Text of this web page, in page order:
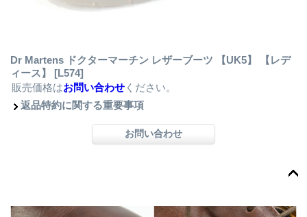
Dr Martens ドクターマーチン レザーブーツ 【UK5】 【レデ
ィース】 [L574]
販売価格はお問い合わせ ください。
返品特約に関する重要事項